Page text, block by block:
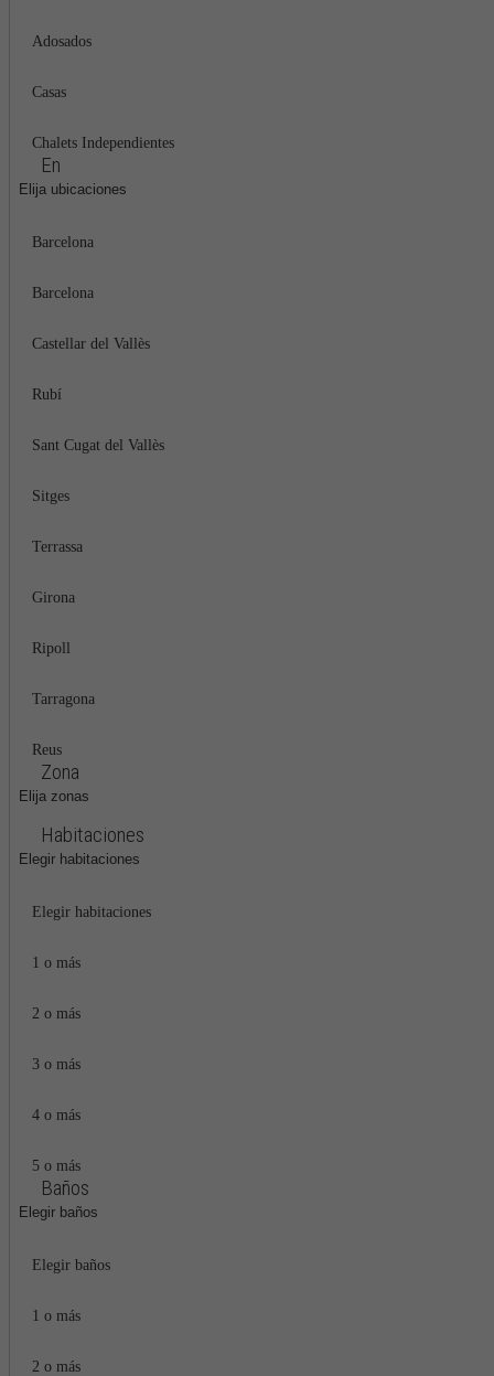
Adosados
Casas
Chalets Independientes
En
Elija ubicaciones
Barcelona
Barcelona
Castellar del Vallès
Rubí
Sant Cugat del Vallès
Sitges
Terrassa
Girona
Ripoll
Tarragona
Reus
Zona
Elija zonas
Habitaciones
Elegir habitaciones
Elegir habitaciones
1 o más
2 o más
3 o más
4 o más
5 o más
Baños
Elegir baños
Elegir baños
1 o más
2 o más